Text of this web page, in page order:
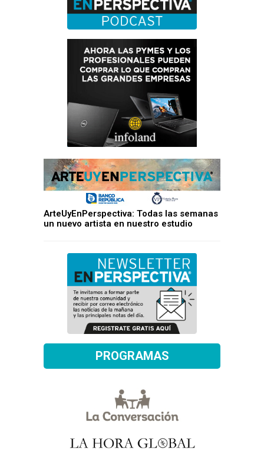
ArteUyEnPerspectiva: Todas las semanas
un nuevo artista en nuestro estudio
PROGRAMAS